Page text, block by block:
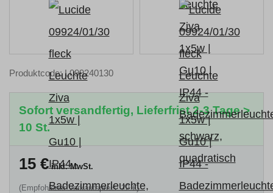
Produktcode: L099240130
Sofort versandfertig, Lieferfrist 2-3 Tage >
10 St.
15 €inkl. MwSt.
(Empfohlener Verkaufspreis: 22 €)